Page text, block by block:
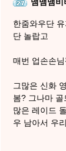
한줌와우단
단 놀랍고
매번 업손손
그많은 신화
봄? 그나마
많은 레이드
우 남아서 우